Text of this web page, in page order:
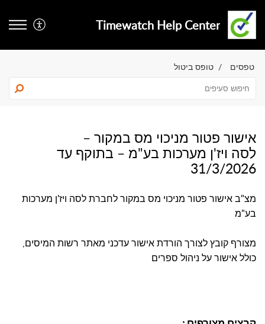
Timewatch Help Center
טפסים טופס ביטול
אישור פטור מניכוי מס במקור –
לסה ויז'ן מערכות בע"מ – בתוקף עד
31/3/2026
מצ"ב אישור פטור מניכוי מס במקור לחברת לסה ויז'ן מערכות
בע"מ
מצורף קובץ לצורך הורדת אישור עדכני מאתר רשות המיסים,
כולל אישור על ניהול ספרים